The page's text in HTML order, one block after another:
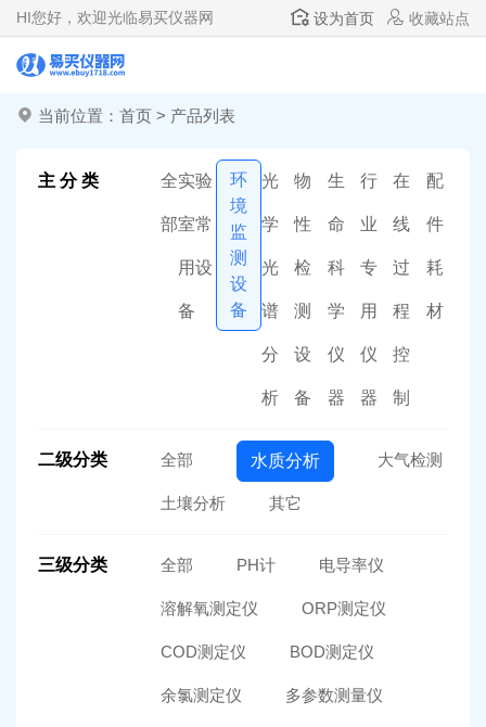
HI您好，欢迎光临易买仪器网 设为首页 收藏站点
当前位置： 首页 > 产品列表
主 分 类 全
部
实验
室常
用设
备
环
境
监
测
设
备
光
学
光
谱
分
析
物
性
检
测
设
备
生
命
科
学
仪
器
行
业
专
用
仪
器
在
线
过
程
控
制
配
件
耗
材
二级分类 全部 水质分析 大气检测
土壤分析 其它
三级分类 全部 PH计 电导率仪
溶解氧测定仪 ORP测定仪
COD测定仪 BOD测定仪
余氯测定仪 多参数测量仪